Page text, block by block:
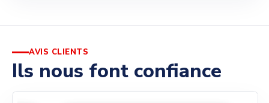
AVIS CLIENTS
Ils nous font confiance